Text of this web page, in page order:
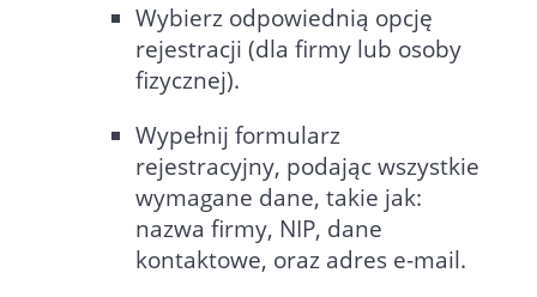
Wybierz odpowiednią opcję
rejestracji (dla firmy lub osoby
fizycznej).
Wypełnij formularz
rejestracyjny, podając wszystkie
wymagane dane, takie jak:
nazwa firmy, NIP, dane
kontaktowe, oraz adres e-mail.